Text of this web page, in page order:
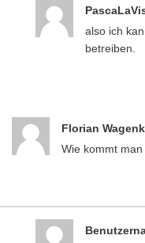
also ich
betreiben.
Florian
Wie kommt